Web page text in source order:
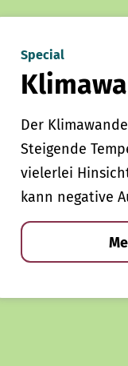
Special
Der
Steigende
vielerlei
kann negative